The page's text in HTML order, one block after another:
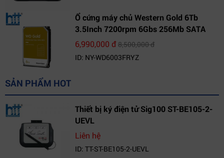
Ổ cứng máy chủ Western Gold 6Tb
3.5Inch 7200rpm 6Gbs 256Mb SATA
(WD6003FRYZ)
6,990,000 đ8,500,000 đ
ID: NY-WD6003FRYZ
SẢN PHẨM HOT
Thiết bị ký điện tử Sig100 ST-BE105-2-
UEVL
Liên hệ
ID: TT-ST-BE105-2-UEVL